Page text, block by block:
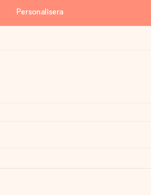
Personalisera